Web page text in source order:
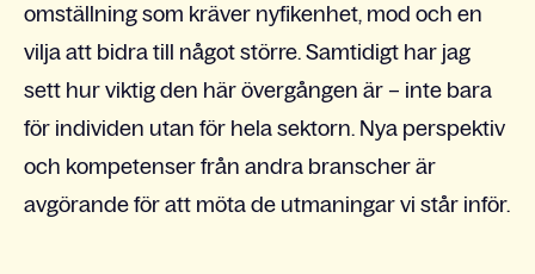
omställning som kräver nyfikenhet, mod och en
vilja att bidra till något större. Samtidigt har jag
sett hur viktig den här övergången är – inte bara
för individen utan för hela sektorn. Nya perspektiv
och kompetenser från andra branscher är
avgörande för att möta de utmaningar vi står inför.